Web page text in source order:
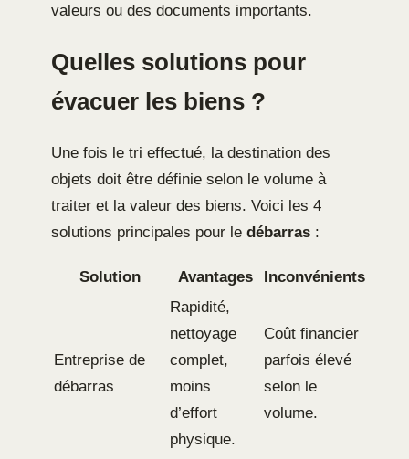
valeurs ou des documents importants.
Quelles solutions pour
évacuer les biens ?
Une fois le tri effectué, la destination des
objets doit être définie selon le volume à
traiter et la valeur des biens. Voici les 4
solutions principales pour le débarras :
Solution Avantages Inconvénients
Entreprise de
débarras
Rapidité,
nettoyage
complet,
moins
d’effort
physique.
Coût financier
parfois élevé
selon le
volume.